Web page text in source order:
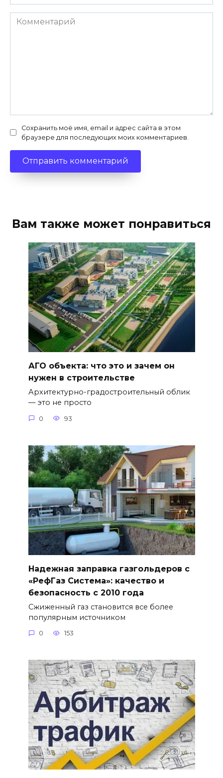
Комментарий
Сохранить моё имя, email и адрес сайта в этом
браузере для последующих моих комментариев.
Вам также может понравиться
АГО объекта: что это и зачем он
нужен в строительстве
Архитектурно-градостроительный облик
— это не просто
0 93
Надежная заправка газгольдеров с
«РефГаз Система»: качество и
безопасность с 2010 года
Сжиженный газ становится все более
популярным источником
0 153